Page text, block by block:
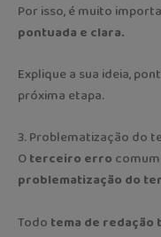
Por isso, é muito
pontuada e clara.
Explique a sua ideia,
próxima etapa.
3. Problematização do
Oterceiro erro
problematização do
Todo tema de redação